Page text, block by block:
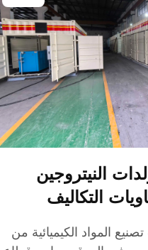
النيتروجين
التكاليف
المواد الكيميائية من